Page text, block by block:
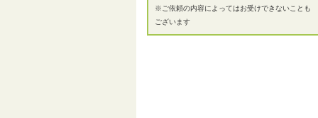
※ご依頼の内容によってはお受けできないことも
ございます